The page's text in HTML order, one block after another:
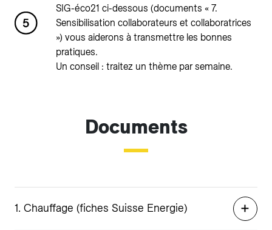
SIG-éco21 ci-dessous (documents « 7.
Sensibilisation collaborateurs et collaboratrices
») vous aiderons à transmettre les bonnes
pratiques.
Un conseil : traitez un thème par semaine.
Documents
1. Chauffage (fiches Suisse Energie)